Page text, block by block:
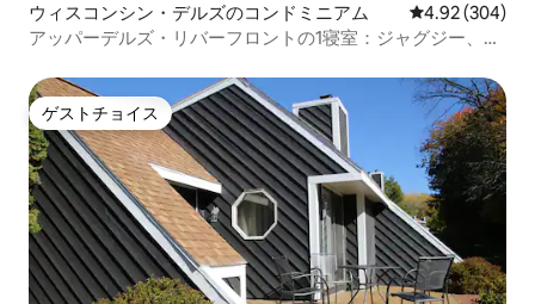
ウィスコンシン・デルズのコンドミニアム レビュー304
4.92 (304)
アッパーデルズ・リバーフロントの1寝室：ジャグジー、プ
ゲストチョイス
ゲストチョイス